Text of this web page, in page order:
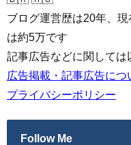
ブログ運営歴は20年、
は約5万です
記事広告などに関しては
広告掲載・記事広告につ
プライバシーポリシー
Follow Me